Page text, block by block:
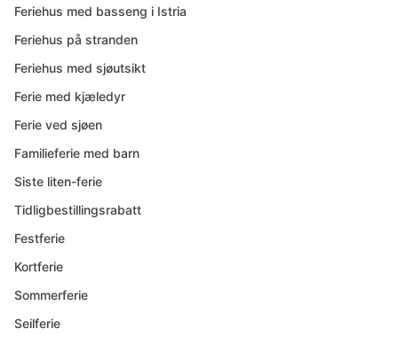
Feriehus med basseng i Istria
Feriehus på stranden
Feriehus med sjøutsikt
Ferie med kjæledyr
Ferie ved sjøen
Familieferie med barn
Siste liten-ferie
Tidligbestillingsrabatt
Festferie
Kortferie
Sommerferie
Seilferie